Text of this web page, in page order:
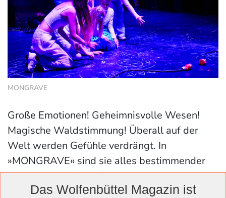
MONGRAVE
Große Emotionen! Geheimnisvolle Wesen!
Magische Waldstimmung! Überall auf der
Welt werden Gefühle verdrängt. In
»MONGRAVE« sind sie alles bestimmender
Lebensinhalt. Eines Tages betritt jemand von
»draußen« diese Parallelwelt der
Das Wolfenbüttel Magazin ist